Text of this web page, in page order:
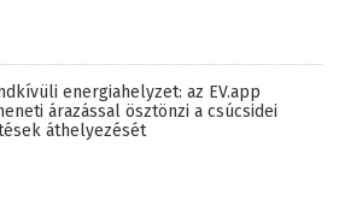
energiahelyzet: az EV.app
árazással ösztönzi a csúcsidei
áthelyezését